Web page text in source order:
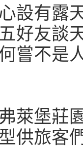
設有露
好友談
嘗不是
萊堡莊
供旅客